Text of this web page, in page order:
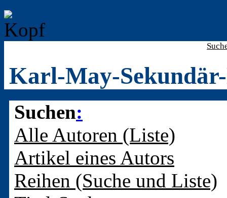
Karl-May-
Suchen:
Alle Autoren (Liste)
Artikel eines Autors
Reihen (Suche und Liste)